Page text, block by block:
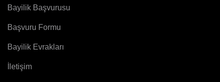
Bayilik Başvurusu
Başvuru Formu
Bayilik Evrakları
İletişim